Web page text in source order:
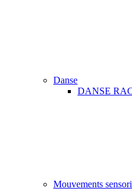
Danse
DANSE
Mouvements